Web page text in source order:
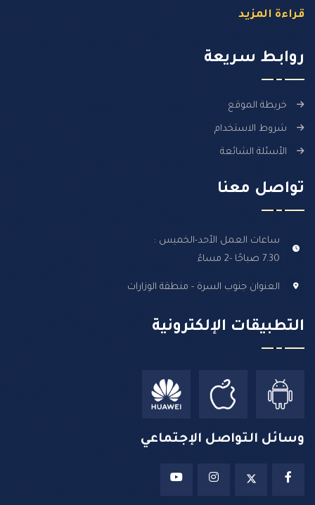
قراءة المزيد
روابـط سـريعة
خريطة الموقع
شروط الاستخدام
الأسئلة الشائعة
تواصل معنا
ساعات العمل الأحد-الخميس :
7.30 صباحًا -2 مساءً
العنوان جنوب السرة - منطقة الوزارات
التطبيقات الإلكترونية
وسائل التواصل الإجتماعي